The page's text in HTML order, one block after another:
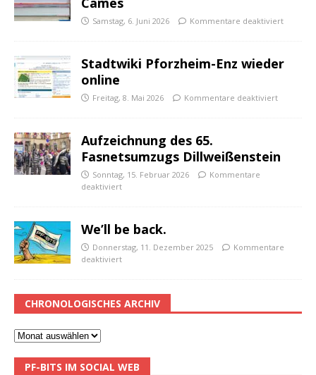
Samstag, 6. Juni 2026 Kommentare deaktiviert
Stadtwiki Pforzheim-Enz wieder
online
Freitag, 8. Mai 2026 Kommentare deaktiviert
Aufzeichnung des 65.
Fasnetsumzugs Dillweißenstein
Sonntag, 15. Februar 2026
Kommentare
deaktiviert
We’ll be back.
Donnerstag, 11. Dezember 2025
Kommentare
deaktiviert
CHRONOLOGISCHES ARCHIV
PF-BITS IM SOCIAL WEB